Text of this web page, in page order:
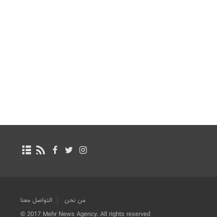
من نحن
التواصل معنا
© 2017 Mehr News Agency. All rights reserved